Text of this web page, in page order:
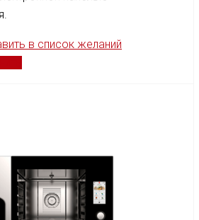
в список желаний